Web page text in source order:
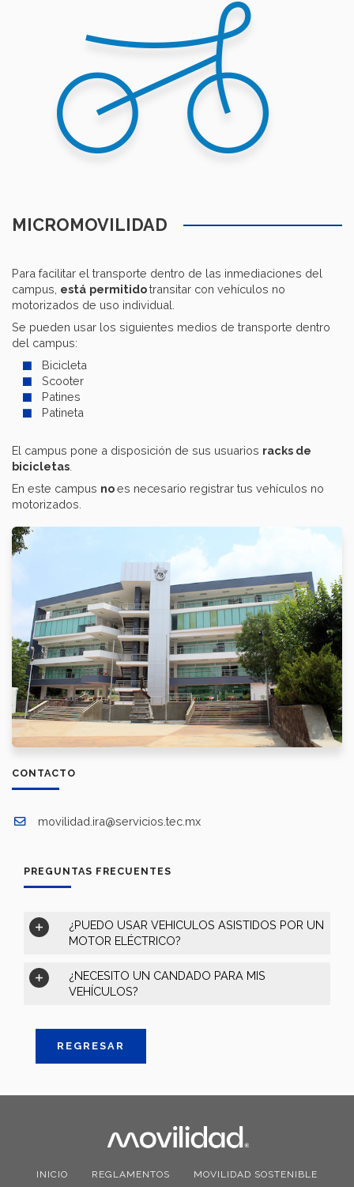
MICROMOVILIDAD
Para facilitar el transporte dentro de las inmediaciones del
campus, está permitidotransitar con vehículos no
motorizados de uso individual.
Se pueden usar los siguientes medios de transporte dentro
del campus:
Bicicleta
Scooter
Patines
Patineta
El campus pone a disposición de sus usuarios racks de
bicicletas
En este campus noes necesario registrar tus vehículos no
motorizados.
CONTACTO
movilidad.ira@servicios.tec.mx
PREGUNTAS FRECUENTES
¿PUEDO USAR VEHICULOS ASISTIDOS POR UN
MOTOR ELÉCTRICO?
¿NECESITO UN CANDADO PARA MIS
VEHÍCULOS?
REGRESAR
INICIO REGLAMENTOS MOVILIDAD SOSTENIBLE